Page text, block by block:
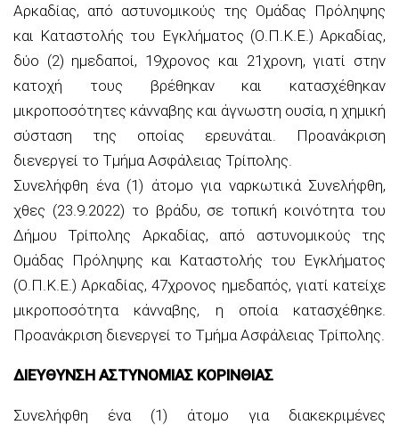
Αρκαδίας, από αστυνομικούς της Ομάδας Πρόληψης
και Καταστολής του Εγκλήματος (Ο.Π.Κ.Ε.) Αρκαδίας,
δύο (2) ημεδαποί, 19χρονος και 21χρονη, γιατί στην
κατοχή τους βρέθηκαν και κατασχέθηκαν
μικροποσότητες κάνναβης και άγνωστη ουσία, η χημική
σύσταση της οποίας ερευνάται. Προανάκριση
διενεργεί το Τμήμα Ασφάλειας Τρίπολης.
Συνελήφθη ένα (1) άτομο για ναρκωτικά Συνελήφθη,
χθες (23.9.2022) το βράδυ, σε τοπική κοινότητα του
Δήμου Τρίπολης Αρκαδίας, από αστυνομικούς της
Ομάδας Πρόληψης και Καταστολής του Εγκλήματος
(Ο.Π.Κ.Ε.) Αρκαδίας, 47χρονος ημεδαπός, γιατί κατείχε
μικροποσότητα κάνναβης, η οποία κατασχέθηκε.
Προανάκριση διενεργεί το Τμήμα Ασφάλειας Τρίπολης.
ΔΙΕΥΘΥΝΣΗ ΑΣΤΥΝΟΜΙΑΣ ΚΟΡΙΝΘΙΑΣ
Συνελήφθη ένα (1) άτομο για διακεκριμένες